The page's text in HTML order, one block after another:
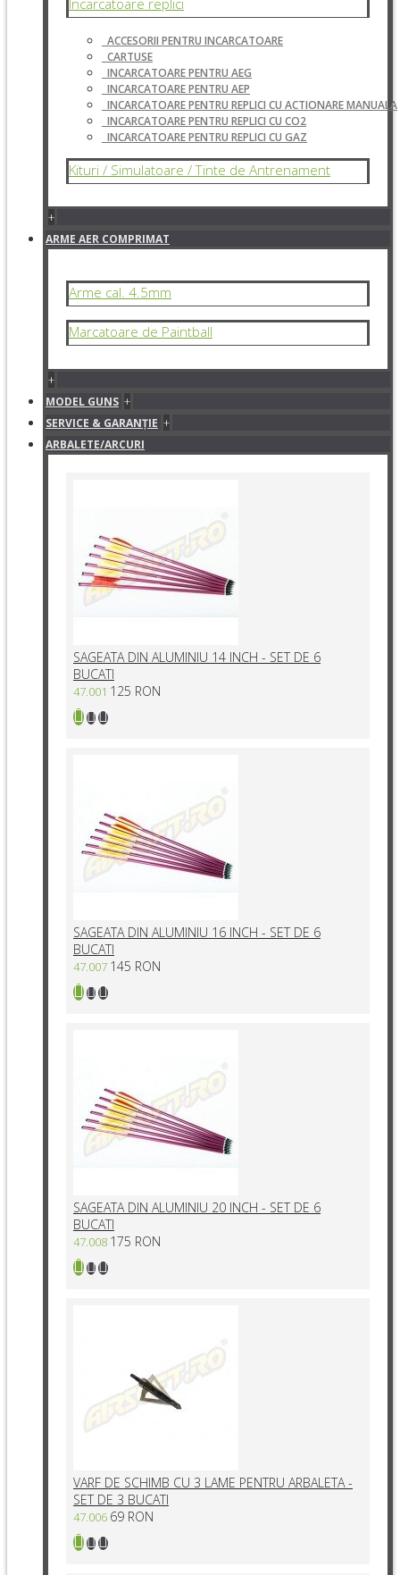
Incarcatoare replici
ACCESORII PENTRU INCARCATOARE
CARTUSE
INCARCATOARE PENTRU AEG
INCARCATOARE PENTRU AEP
INCARCATOARE PENTRU REPLICI CU ACTIONARE MANUALA
INCARCATOARE PENTRU REPLICI CU CO2
INCARCATOARE PENTRU REPLICI CU GAZ
Kituri / Simulatoare / Tinte de Antrenament
+
ARME AER COMPRIMAT
Arme cal. 4.5mm
Marcatoare de Paintball
+
MODEL GUNS +
SERVICE & GARANŢIE +
ARBALETE/ARCURI
SAGEATA DIN ALUMINIU 14 INCH - SET DE 6
BUCATI
47.001 125 RON
SAGEATA DIN ALUMINIU 16 INCH - SET DE 6
BUCATI
47.007 145 RON
SAGEATA DIN ALUMINIU 20 INCH - SET DE 6
BUCATI
47.008 175 RON
VARF DE SCHIMB CU 3 LAME PENTRU ARBALETA -
SET DE 3 BUCATI
47.006 69 RON